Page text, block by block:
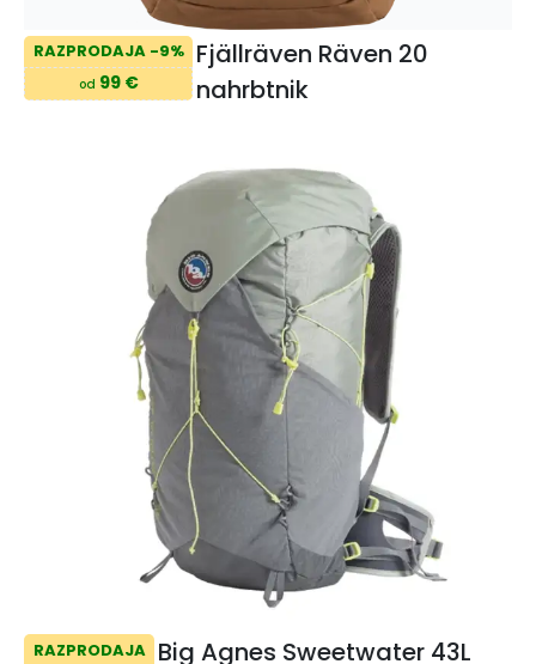
RAZPRODAJA -9%
od 99 €
Fjällräven Räven 20
nahrbtnik
RAZPRODAJA Big Agnes Sweetwater 43L